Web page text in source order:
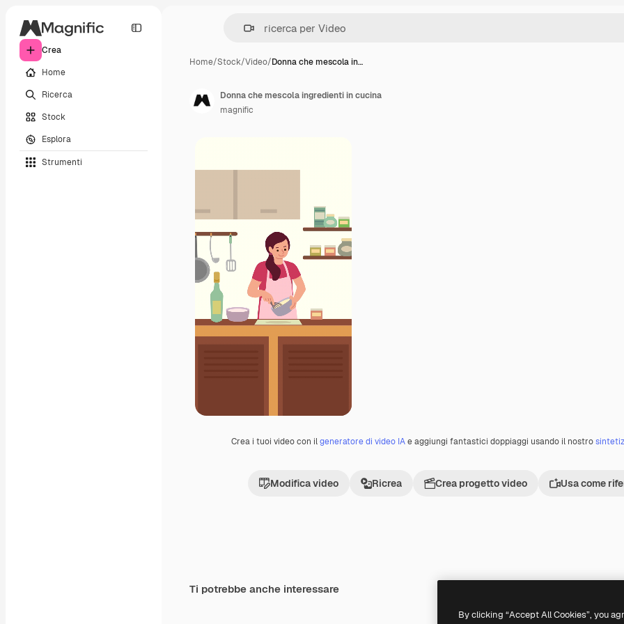
Crea
Home
Ricerca
Stock
Esplora
Strumenti
Home/Stock/Video/Donna che mescola in…
Crea i tuoi video con ilgeneratore di video IAe aggiungi fantastici doppiaggi usando il nostro
Modifica video Ricrea Crea progetto video Usa come
Donna che mescola ingredienti in cucina
magnific
Ti potrebbe anche interessare
By clicking “Accept All Cookies”, you